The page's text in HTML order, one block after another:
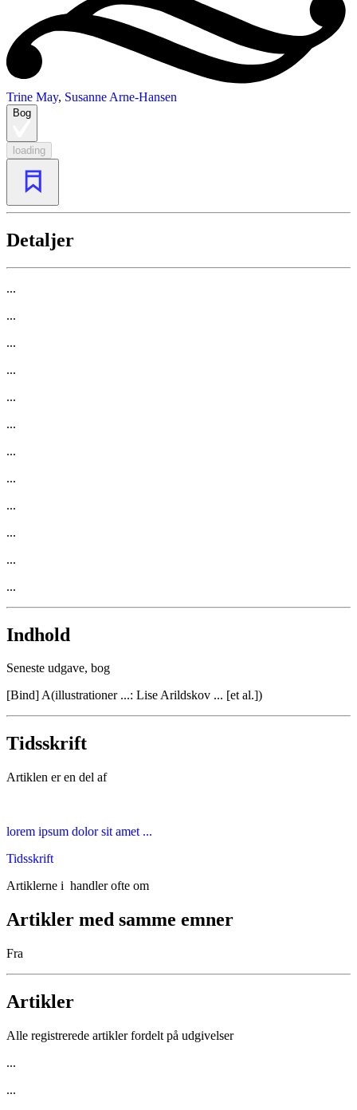
Trine May, Susanne Arne-Hansen
Bog
loading
Detaljer
...
...
...
...
...
...
...
...
...
...
...
...
Indhold
Seneste udgave, bog
[Bind] A(illustrationer ...: Lise Arildskov ... [et al.])
Tidsskrift
Artiklen er en del af
lorem ipsum dolor sit amet ...
Tidsskrift
Artiklerne i handler ofte om
Artikler med samme emner
Fra
Artikler
Alle registrerede artikler fordelt på udgivelser
...
...